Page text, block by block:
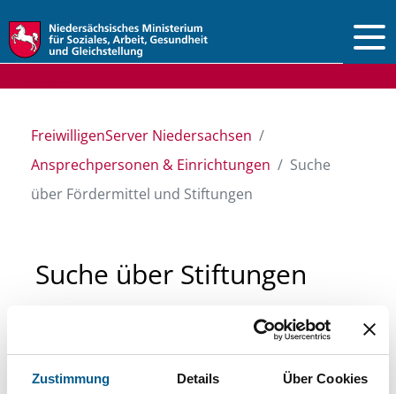
Zustimmung Details Über Cookies
FreiwilligenServer Niedersachsen
Ansprechpersonen & Einrichtungen
Suche
über Fördermittel und Stiftungen
Suche über Stiftungen
Sie suchen finanzielle Unterstützung für ein